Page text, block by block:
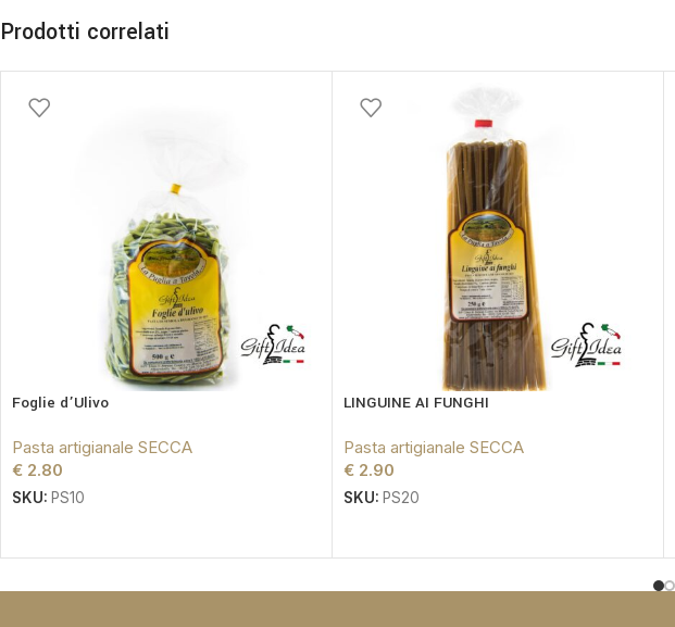
Prodotti correlati
Foglie d’Ulivo
Pasta artigianale SECCA
€ 2.80
SKU: PS10
LINGUINE AI FUNGHI
Pasta artigianale SECCA
€ 2.90
SKU: PS20